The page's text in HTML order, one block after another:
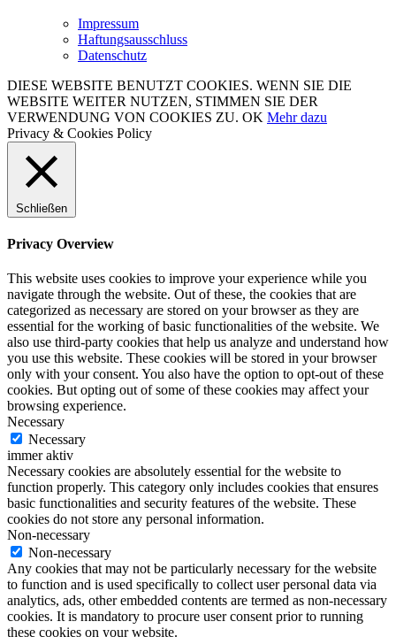
Impressum
Haftungsausschluss
Datenschutz
DIESE WEBSITE BENUTZT COOKIES. WENN SIE DIE
WEBSITE WEITER NUTZEN, STIMMEN SIE DER
VERWENDUNG VON COOKIES ZU. OK Mehr dazu
Privacy & Cookies Policy
Schließen
Privacy Overview
This website uses cookies to improve your experience while you
navigate through the website. Out of these, the cookies that are
categorized as necessary are stored on your browser as they are
essential for the working of basic functionalities of the website. We
also use third-party cookies that help us analyze and understand how
you use this website. These cookies will be stored in your browser
only with your consent. You also have the option to opt-out of these
cookies. But opting out of some of these cookies may affect your
browsing experience.
Necessary
Necessary
immer aktiv
Necessary cookies are absolutely essential for the website to
function properly. This category only includes cookies that ensures
basic functionalities and security features of the website. These
cookies do not store any personal information.
Non-necessary
Non-necessary
Any cookies that may not be particularly necessary for the website
to function and is used specifically to collect user personal data via
analytics, ads, other embedded contents are termed as non-necessary
cookies. It is mandatory to procure user consent prior to running
these cookies on your website.